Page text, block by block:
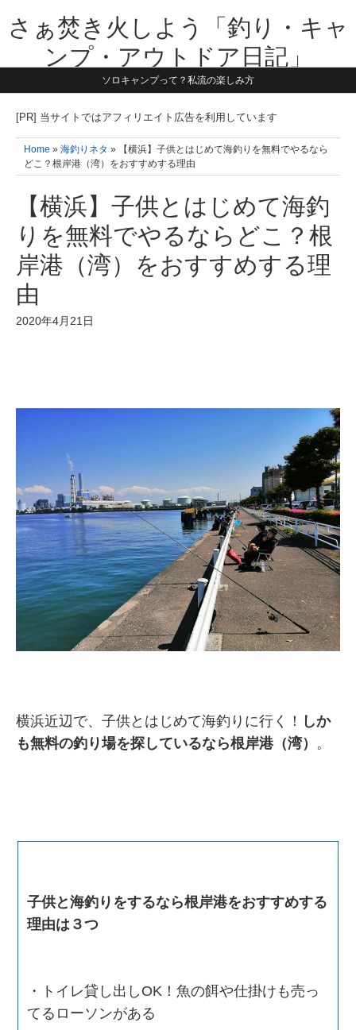
さぁ焚き火しよう「釣り・キャ
ンプ・アウトドア日記」
【テーマは子供と一緒に本気で遊ぶ】1981年うまれ・横浜在住。妻と3
す。同じ世代のお父さんに読んで頂けたら嬉しいです！よろしくお願い
ソロキャンプって？私流の楽しみ方
[PR] 当サイトではアフィリエイト広告を利用しています
Home » 海釣りネタ » 【横浜】子供とはじめて海釣りを無料でやるなら
どこ？根岸港（湾）をおすすめする理由
【横浜】子供とはじめて海釣
りを無料でやるならどこ？根
岸港（湾）をおすすめする理
由
2020年4月21日
横浜近辺で、子供とはじめて海釣りに行く！ しか
も無料の釣り場を探しているなら根岸港（湾） 。
子供と海釣りをするなら根岸港をおすすめする
理由は３つ
・トイレ貸し出しOK！魚の餌や仕掛けも売っ
てるローソンがある